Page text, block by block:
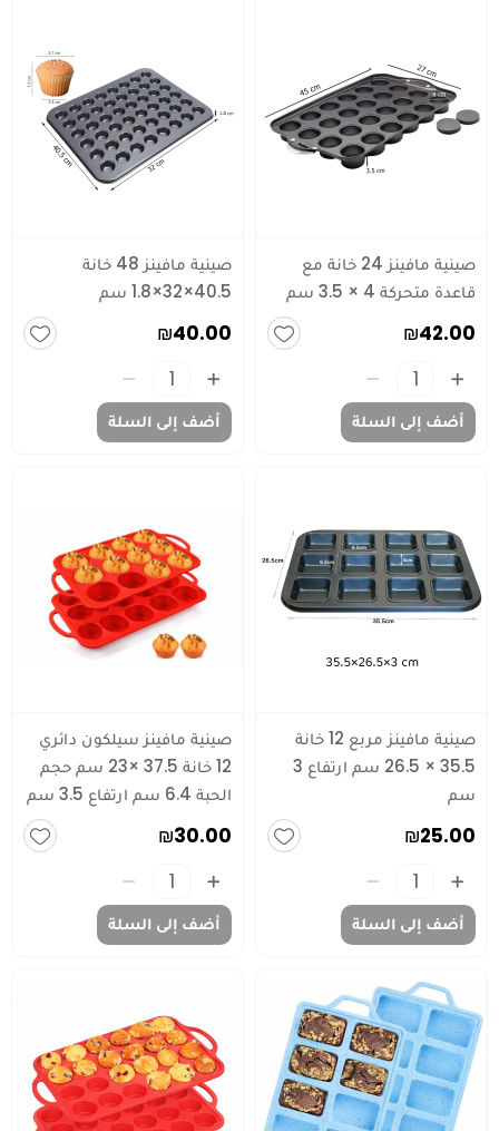
صينية مافينز 24 خانة مع
قاعدة متحركة 4 × 3.5 سم
₪42.00
أضف إلى السلة
صينية مافينز 48 خانة
40.5×32×1.8 سم
₪40.00
أضف إلى السلة
صينية مافينز مربع 12 خانة
35.5 × 26.5 سم ارتفاع 3
سم
₪25.00
أضف إلى السلة
صينية مافينز سيلكون دائري
12 خانة 37.5 ×23 سم حجم
الحبة 6.4 سم ارتفاع 3.5 سم
₪30.00
أضف إلى السلة